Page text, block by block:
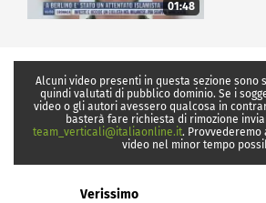
01:48
Alcuni video presenti in questa sezione sono
quindi valutati di pubblico dominio. Se i
video o gli autori avessero qualcosa in
basterà fare richiesta di rimozione
team_verticali@italiaonline.it.
video nel minor tempo
Verissimo